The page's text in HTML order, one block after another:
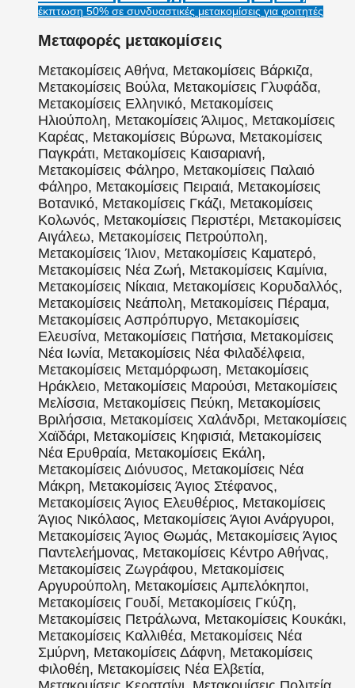
έκπτωση 50% σε συνδυαστικές μετακομίσεις για φοιτητές
Μεταφορές μετακομίσεις
Μετακομίσεις Αθήνα, Μετακομίσεις Βάρκιζα,
Μετακομίσεις Βούλα, Μετακομίσεις Γλυφάδα,
Μετακομίσεις Ελληνικό, Μετακομίσεις
Ηλιούπολη, Μετακομίσεις Άλιμος, Μετακομίσεις
Καρέας, Μετακομίσεις Βύρωνα, Μετακομίσεις
Παγκράτι, Μετακομίσεις Καισαριανή,
Μετακομίσεις Φάληρο, Μετακομίσεις Παλαιό
Φάληρο, Μετακομίσεις Πειραιά, Μετακομίσεις
Βοτανικό, Μετακομίσεις Γκάζι, Μετακομίσεις
Κολωνός, Μετακομίσεις Περιστέρι, Μετακομίσεις
Αιγάλεω, Μετακομίσεις Πετρούπολη,
Μετακομίσεις Ίλιον, Μετακομίσεις Καματερό,
Μετακομίσεις Νέα Ζωή, Μετακομίσεις Καμίνια,
Μετακομίσεις Νίκαια, Μετακομίσεις Κορυδαλλός,
Μετακομίσεις Νεάπολη, Μετακομίσεις Πέραμα,
Μετακομίσεις Ασπρόπυργο, Μετακομίσεις
Ελευσίνα, Μετακομίσεις Πατήσια, Μετακομίσεις
Νέα Ιωνία, Μετακομίσεις Νέα Φιλαδέλφεια,
Μετακομίσεις Μεταμόρφωση, Μετακομίσεις
Ηράκλειο, Μετακομίσεις Μαρούσι, Μετακομίσεις
Μελίσσια, Μετακομίσεις Πεύκη, Μετακομίσεις
Βριλήσσια, Μετακομίσεις Χαλάνδρι, Μετακομίσεις
Χαϊδάρι, Μετακομίσεις Κηφισιά, Μετακομίσεις
Νέα Ερυθραία, Μετακομίσεις Εκάλη,
Μετακομίσεις Διόνυσος, Μετακομίσεις Νέα
Μάκρη, Μετακομίσεις Άγιος Στέφανος,
Μετακομίσεις Άγιος Ελευθέριος, Μετακομίσεις
Άγιος Νικόλαος, Μετακομίσεις Άγιοι Ανάργυροι,
Μετακομίσεις Άγιος Θωμάς, Μετακομίσεις Άγιος
Παντελεήμονας, Μετακομίσεις Κέντρο Αθήνας,
Μετακομίσεις Ζωγράφου, Μετακομίσεις
Αργυρούπολη, Μετακομίσεις Αμπελόκηποι,
Μετακομίσεις Γουδί, Μετακομίσεις Γκύζη,
Μετακομίσεις Πετράλωνα, Μετακομίσεις Κουκάκι,
Μετακομίσεις Καλλιθέα, Μετακομίσεις Νέα
Σμύρνη, Μετακομίσεις Δάφνη, Μετακομίσεις
Φιλοθέη, Μετακομίσεις Νέα Ελβετία,